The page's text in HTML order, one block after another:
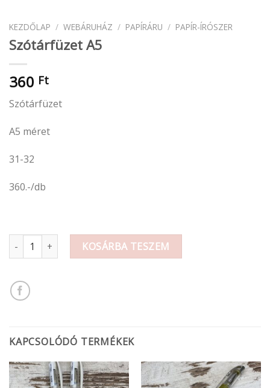
KEZDŐLAP / WEBÁRUHÁZ / PAPÍRÁRU / PAPÍR-ÍRÓSZER
Szótárfüzet A5
360 Ft
Szótárfüzet
A5 méret
31-32
360.-/db
Szótárfüzet A5 mennyiségKOSÁRBA TESZEM
KAPCSOLÓDÓ TERMÉKEK